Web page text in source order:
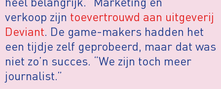
verkoop zijn toevertrouwd aan uitgeverij
Deviant. De game-makers hadden het
een tijdje zelf geprobeerd, maar dat was
niet zo’n succes. “We zijn toch meer
journalist.”